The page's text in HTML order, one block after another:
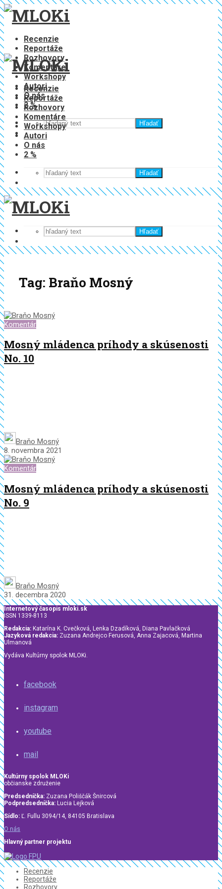
Recenzie
Reportáže
Rozhovory
Komentáre
Workshopy
Autori
O nás
2 %
Hľadať
Recenzie
Reportáže
Rozhovory
Komentáre
Workshopy
Autori
O nás
2 %
Hľadať
Hľadať
Tag: Braňo Mosný
Komentár
Mosný mládenca príhody a skúsenosti
No. 10
Braňo Mosný
8. novembra 2021
Komentár
Mosný mládenca príhody a skúsenosti
No. 9
Braňo Mosný
31. decembra 2020
Internetový časopis mloki.sk
ISSN 1339-8113
Redakcia: Katarína K. Cvečková, Lenka Dzadíková, Diana Pavlačková
Jazyková redakcia: Zuzana Andrejco Ferusová, Anna Zajacová, Martina
Ulmanová
Vydáva Kultúrny spolok MLOKi.
facebook
instagram
youtube
mail
Kultúrny spolok MLOKi
občianske združenie
Predsedníčka: Zuzana Poliščák Šnircová
Podpredsedníčka: Lucia Lejková
Sídlo: Ľ. Fullu 3094/14, 84105 Bratislava
O nás
Hlavný partner projektu
Recenzie
Reportáže
Rozhovory